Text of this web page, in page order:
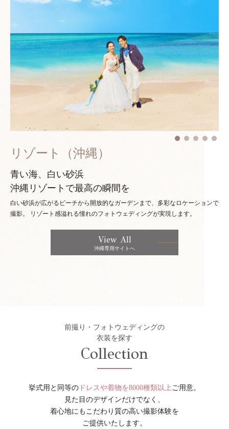
リゾート（沖縄）
青い海、白い砂浜
沖縄リゾートで最高の瞬間を
白い砂浜が広がるビーチから開放的なガーデンまで、多彩なロケーションで
撮影。
リゾート感溢れる憧れのフォトウェディングが実現します。
View All
沖縄専用サイトへ
前撮り・フォトウェディングの
衣装を探す
Collection
挙式用と同等の ドレスや着物を8000種類以上 ご用意。
見た目のデザインだけでなく、
着心地にもこだわり質の高い撮影体験を
ご提供いたします。